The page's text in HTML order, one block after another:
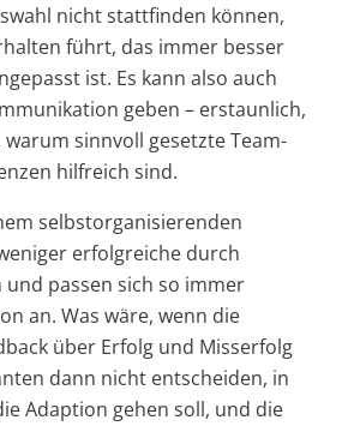
nicht stattfinden können,
führt, das immer besser
ist. Es kann also auch
geben – erstaunlich,
sinnvoll gesetzte Team-
hilfreich sind.
selbstorganisierenden
erfolgreiche durch
und passen sich so immer
an. Was wäre, wenn die
über Erfolg und Misserfolg
dann nicht entscheiden, in
Adaption gehen soll, und die